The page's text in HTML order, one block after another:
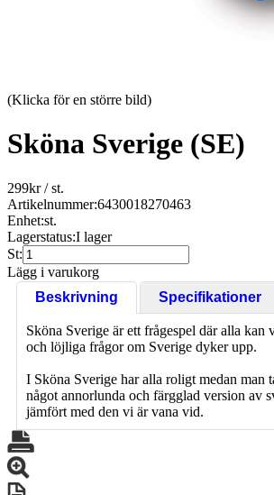
(Klicka för en större bild)
Sköna Sverige (SE)
299kr/ st.
Artikelnummer:6430018270463
Enhet:st.
Lagerstatus:I lager
St:
Lägg i varukorg
Beskrivning
Specifikationer
Sköna Sverige är ett frågespel där alla kan
och löjliga frågor om Sverige dyker upp.
I Sköna Sverige har alla roligt medan man
något annorlunda och färgglad version av
jämfört med den vi är vana vid.